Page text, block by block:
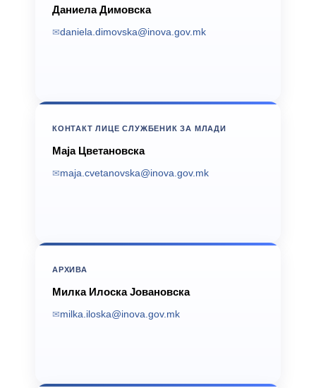
Даниела Димовска
daniela.dimovska@inova.gov.mk
КОНТАКТ ЛИЦЕ СЛУЖБЕНИК ЗА МЛАДИ
Маја Цветановска
maja.cvetanovska@inova.gov.mk
АРХИВА
Милка Илоска Јовановска
milka.iloska@inova.gov.mk